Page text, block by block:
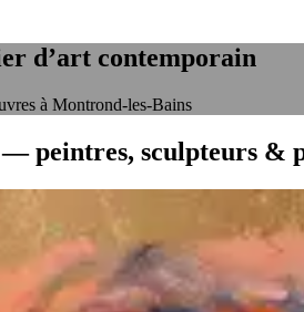
d’art contemporain
à Montrond-les-Bains
peintres, sculpteurs &